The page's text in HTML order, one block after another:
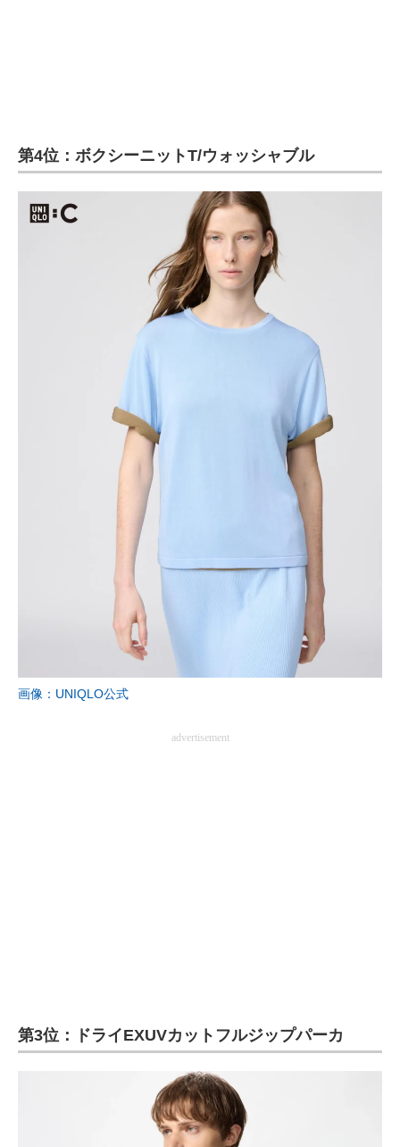
第4位：ボクシーニットT/ウォッシャブル
画像：UNIQLO公式
advertisement
第3位：ドライEXUVカットフルジップパーカ